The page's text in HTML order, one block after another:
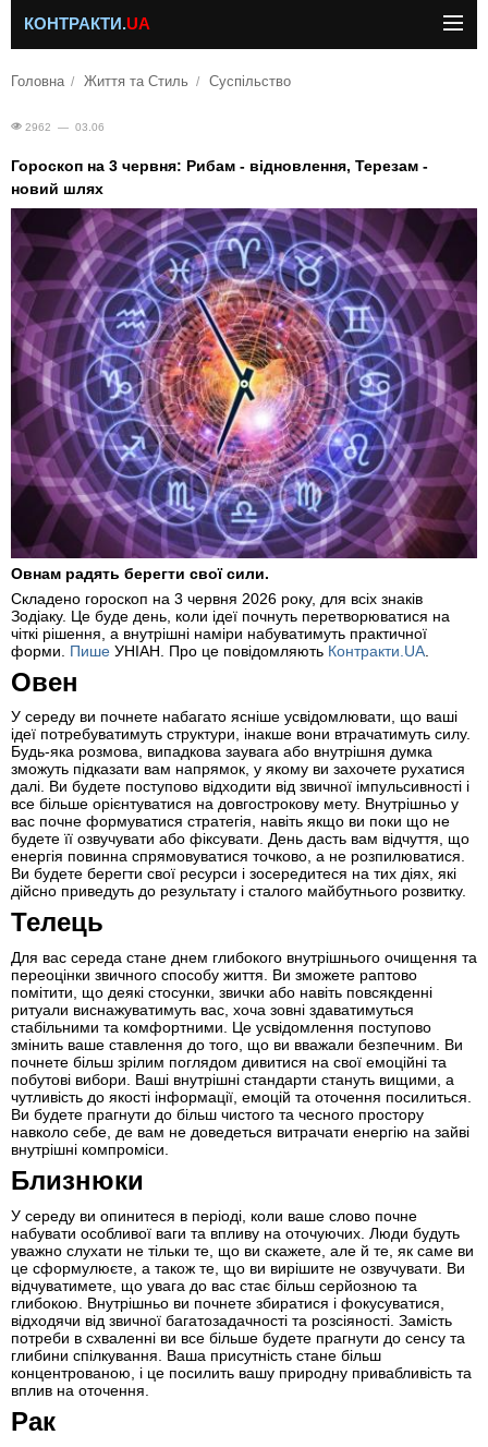
КОНТРАКТИ.UA
Головна Життя та Стиль Суспільство
2962 — 03.06
Гороскоп на 3 червня: Рибам - відновлення, Терезам -
новий шлях
Овнам радять берегти свої сили.
Складено гороскоп на 3 червня 2026 року, для всіх знаків
Зодіаку. Це буде день, коли ідеї почнуть перетворюватися на
чіткі рішення, а внутрішні наміри набуватимуть практичної
форми. Пише УНІАН. Про це повідомляють Контракти.UA
Овен
У середу ви почнете набагато ясніше усвідомлювати, що ваші
ідеї потребуватимуть структури, інакше вони втрачатимуть силу.
Будь-яка розмова, випадкова заувага або внутрішня думка
зможуть підказати вам напрямок, у якому ви захочете рухатися
далі. Ви будете поступово відходити від звичної імпульсивності і
все більше орієнтуватися на довгострокову мету. Внутрішньо у
вас почне формуватися стратегія, навіть якщо ви поки що не
будете її озвучувати або фіксувати. День дасть вам відчуття, що
енергія повинна спрямовуватися точково, а не розпилюватися.
Ви будете берегти свої ресурси і зосередитеся на тих діях, які
дійсно приведуть до результату і сталого майбутнього розвитку.
Телець
Для вас середа стане днем глибокого внутрішнього очищення та
переоцінки звичного способу життя. Ви зможете раптово
помітити, що деякі стосунки, звички або навіть повсякденні
ритуали виснажуватимуть вас, хоча зовні здаватимуться
стабільними та комфортними. Це усвідомлення поступово
змінить ваше ставлення до того, що ви вважали безпечним. Ви
почнете більш зрілим поглядом дивитися на свої емоційні та
побутові вибори. Ваші внутрішні стандарти стануть вищими, а
чутливість до якості інформації, емоцій та оточення посилиться.
Ви будете прагнути до більш чистого та чесного простору
навколо себе, де вам не доведеться витрачати енергію на зайві
внутрішні компроміси.
Близнюки
У середу ви опинитеся в періоді, коли ваше слово почне
набувати особливої ваги та впливу на оточуючих. Люди будуть
уважно слухати не тільки те, що ви скажете, але й те, як саме ви
це сформулюєте, а також те, що ви вирішите не озвучувати. Ви
відчуватимете, що увага до вас стає більш серйозною та
глибокою. Внутрішньо ви почнете збиратися і фокусуватися,
відходячи від звичної багатозадачності та розсіяності. Замість
потреби в схваленні ви все більше будете прагнути до сенсу та
глибини спілкування. Ваша присутність стане більш
концентрованою, і це посилить вашу природну привабливість та
вплив на оточення.
Рак